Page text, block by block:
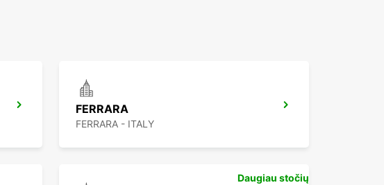
FERRARA
FERRARA - ITALY
Daugiau stočių